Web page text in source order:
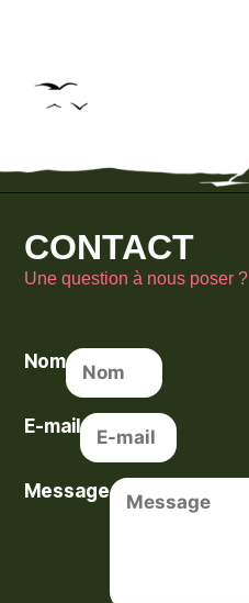
CONTACT
Une question à nous poser ?
Nom
E-mail
Message